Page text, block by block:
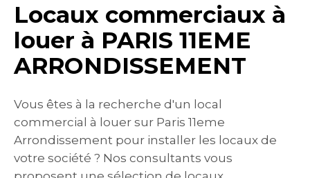
Locaux commerciaux à
louer à PARIS 11EME
ARRONDISSEMENT
Vous êtes à la recherche d'un local
commercial à louer sur Paris 11eme
Arrondissement pour installer les locaux de
votre société ? Nos consultants vous